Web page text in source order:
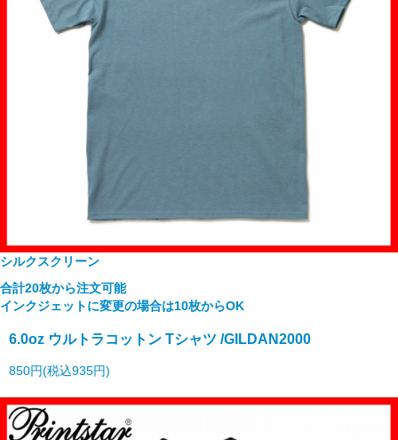
シルクスクリーン
合計20枚から注文可能
インクジェットに変更の場合は10枚からOK
6.0oz ウルトラコットン Tシャツ /GILDAN2000
850円(税込935円)